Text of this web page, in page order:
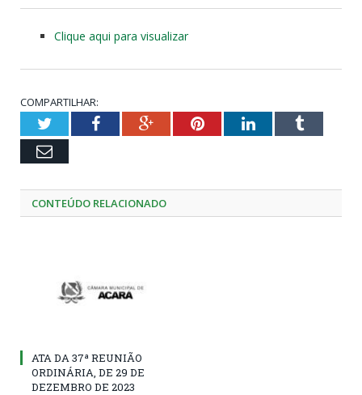
Clique aqui para visualizar
COMPARTILHAR:
TwitterFacebookGoogle+PinterestLinkedInTumblr
Email
CONTEÚDO RELACIONADO
ATA DA 37ª REUNIÃO
ORDINÁRIA, DE 29 DE
DEZEMBRO DE 2023